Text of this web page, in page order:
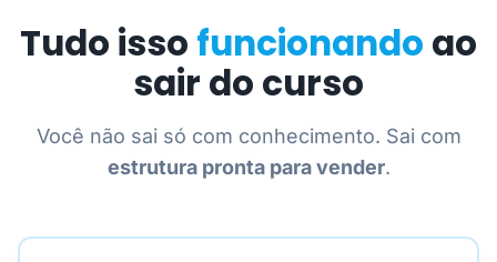
Tudo isso funcionando ao
sair do curso
Você não sai só com conhecimento. Sai com
estrutura pronta para vender.